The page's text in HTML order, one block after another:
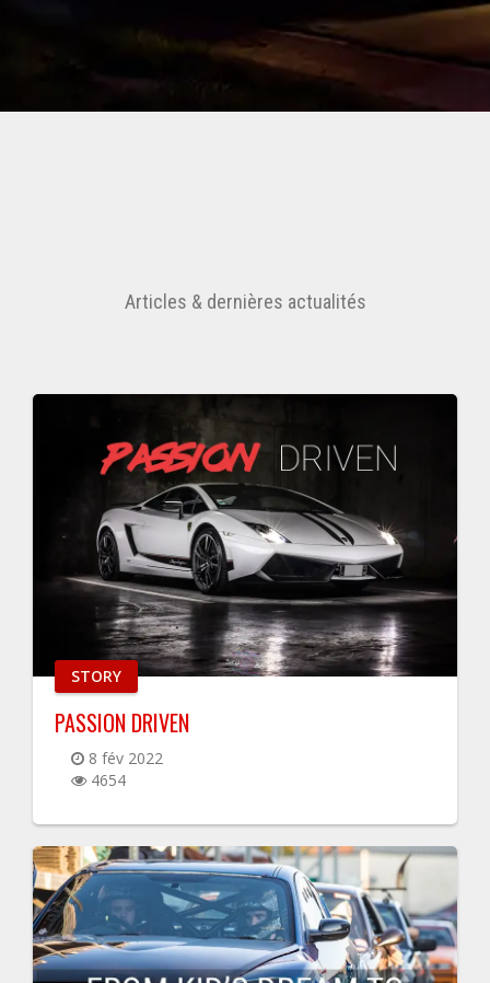
Articles & dernières actualités
STORY
PASSION DRIVEN
8 fév 2022
4654